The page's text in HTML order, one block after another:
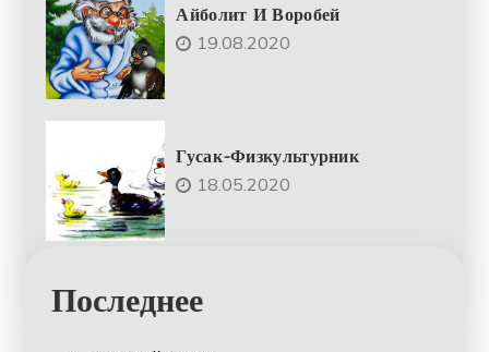
Айболит И Воробей
19.08.2020
Гусак-Физкультурник
18.05.2020
Последнее